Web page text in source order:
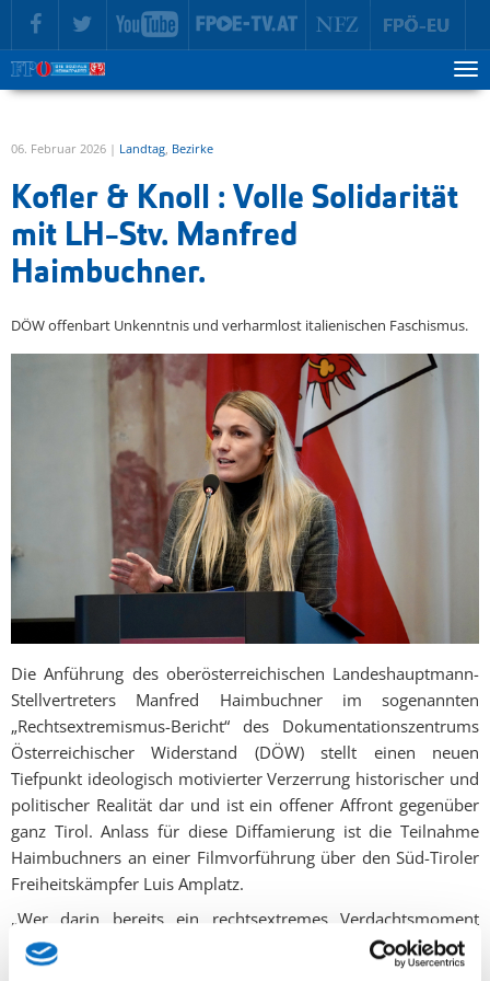
zur Hauptnavigation springen
zum Inhalt springen
06. Februar 2026 | Landtag, Bezirke
Kofler & Knoll : Volle Solidarität
mit LH-Stv. Manfred
Haimbuchner.
DÖW offenbart Unkenntnis und verharmlost italienischen Faschismus.
Die Anführung des oberösterreichischen Landeshauptmann-
Stellvertreters Manfred Haimbuchner im sogenannten
„Rechtsextremismus-Bericht“ des Dokumentationszentrums
Österreichischer Widerstand (DÖW) stellt einen neuen
Tiefpunkt ideologisch motivierter Verzerrung historischer und
politischer Realität dar und ist ein offener Affront gegenüber
ganz Tirol. Anlass für diese Diffamierung ist die Teilnahme
Haimbuchners an einer Filmvorführung über den Süd-Tiroler
Freiheitskämpfer Luis Amplatz.
„Wer darin bereits ein rechtsextremes Verdachtsmoment
erkennen will, offenbart weniger Sorge um Demokratie als
vielmehr eine eklatante Unkenntnis – oder bewusste